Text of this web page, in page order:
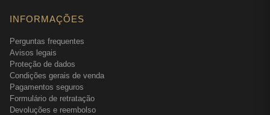
como o coffret Boss Bottled
combinar.
Variações perfumadas para todos os gostos
A coleção Boss Bottled estende-se com
interpretações variadas, desde versões mais frescas
até declinações intensamente amadeiradas. Entre
INFORMAÇÕES
Perguntas frequentes
Avisos legais
Proteção de dados
Condições gerais de venda
Pagamentos seguros
Formulário de retratação
Devoluções e reembolso